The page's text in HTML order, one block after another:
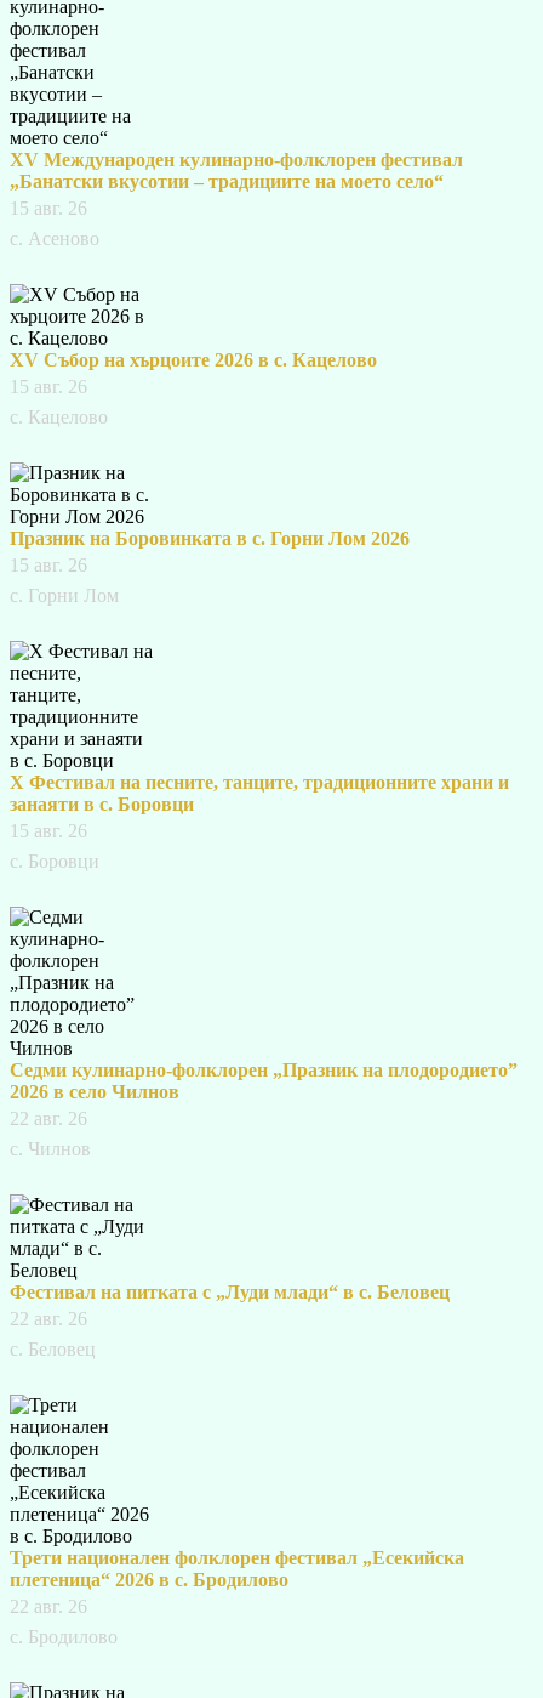
XV Международен кулинарно-фолклорен фестивал
„Банатски вкусотии – традициите на моето село“
15 авг. 26
с. Асеново
XV Събор на хърцоите 2026 в с. Кацелово
15 авг. 26
с. Кацелово
Празник на Боровинката в с. Горни Лом 2026
15 авг. 26
с. Горни Лом
X Фестивал на песните, танците, традиционните храни и
занаяти в с. Боровци
15 авг. 26
с. Боровци
Седми кулинарно-фолклорен „Празник на плодородието”
2026 в село Чилнов
22 авг. 26
с. Чилнов
Фестивал на питката с „Луди млади“ в с. Беловец
22 авг. 26
с. Беловец
Трети национален фолклорен фестивал „Есекийска
плетеница“ 2026 в с. Бродилово
22 авг. 26
с. Бродилово